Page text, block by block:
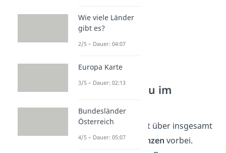
Verlauf der Donau im
Der Donauverlauf führt über insgesamt
1.071 kmanStaatsgrenzen vorbei.
Wie viele Länder
gibt es?
2/5 – Dauer: 04:07
Europa Karte
3/5 – Dauer: 02:13
Bundesländer
Österreich
4/5 – Dauer: 05:07